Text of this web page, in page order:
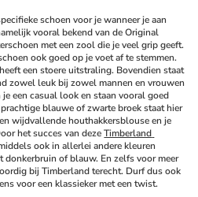
schoen voor je wanneer je aan
vooral bekend van de Original
met een zool die je veel grip geeft.
ook goed op je voet af te stemmen.
een stoere uitstraling. Bovendien staat
zowel leuk bij zowel mannen en vrouwen
je een casual look en staan vooral goed
prachtige blauwe of zwarte broek staat hier
wijdvallende houthakkersblouse en je
het succes van deze Timberland
ook in allerlei andere kleuren
donkerbruin of blauw. En zelfs voor meer
bij Timberland terecht. Durf dus ook
voor een klassieker met een twist.